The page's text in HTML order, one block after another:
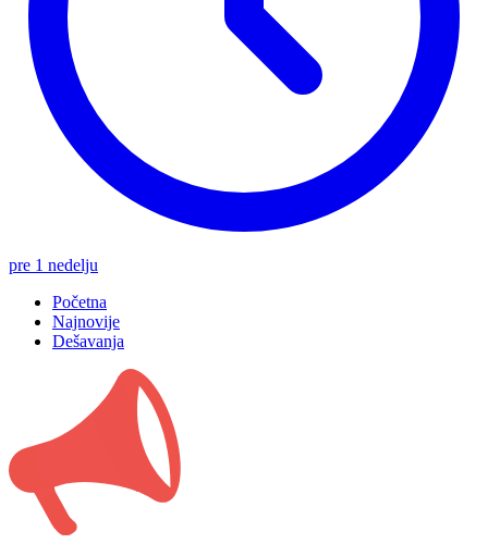
pre 1 nedelju
Početna
Najnovije
Dešavanja